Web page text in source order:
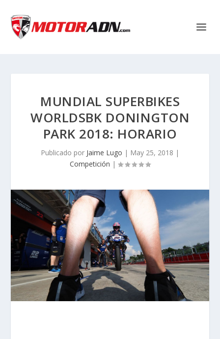
MUNDIAL SUPERBIKES
WORLDSBK DONINGTON
PARK 2018: HORARIO
Publicado por Jaime Lugo | May 25, 2018 |
Competición |